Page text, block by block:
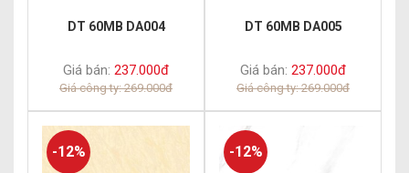
DT 60MB DA004
Giá bán: 237.000đ
Giá công ty: 269.000đ
DT 60MB DA005
Giá bán: 237.000đ
Giá công ty: 269.000đ
-12% -12%